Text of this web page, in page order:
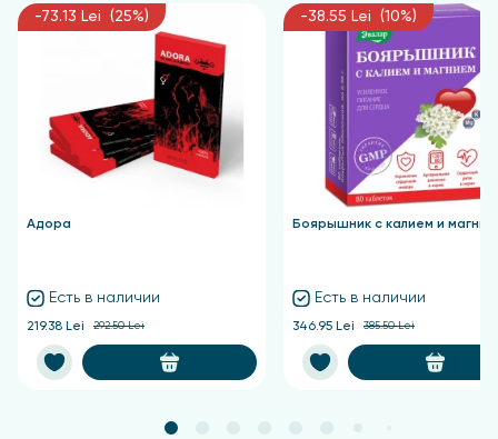
-73.13 Lei (25%)
Адора
Есть в наличии
219.38 Lei 292.50 Lei
-38.55 Lei (10%)
Боярышник с калием и
Есть в наличии
346.95 Lei 385.50 Lei